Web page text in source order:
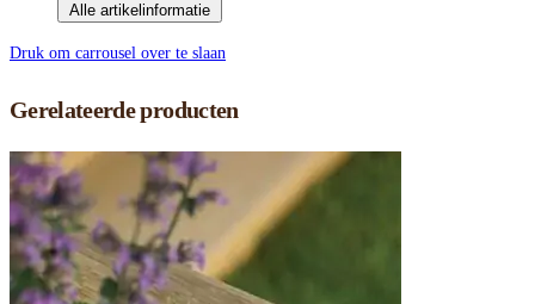
Alle artikelinformatie
Druk om carrousel over te slaan
Gerelateerde producten